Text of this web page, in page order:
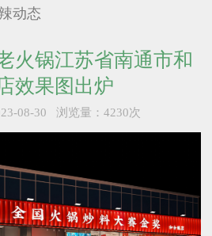
动态
火锅江苏省南通市和
效果图出炉
08-30 浏览量：4230次